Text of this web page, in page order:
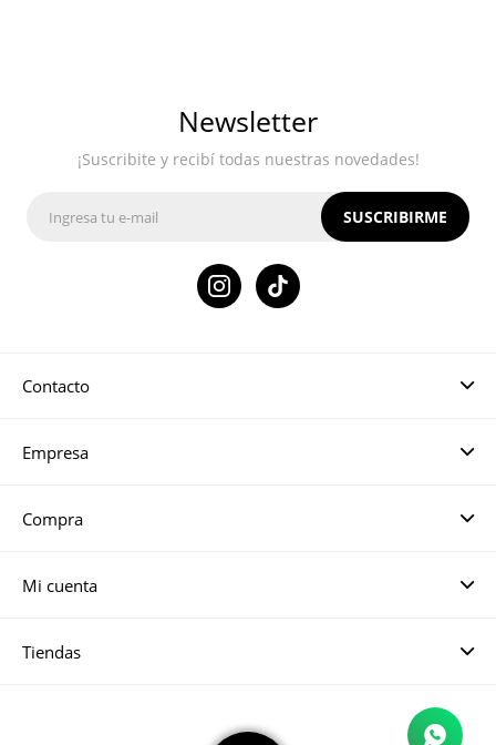
Contacto
Empresa
Compra
Mi cuenta
Tiendas
Newsletter
¡Suscribite y recibí todas nuestras novedades!
SUSCRIBIRME
